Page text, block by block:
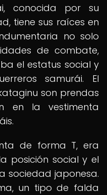
conocida por su
tiene sus raíces en
no solo
de combate,
el estatus social y
samurái. El
son prendas
en la vestimenta
de forma T, era
posición social y el
sociedad japonesa.
un tipo de falda